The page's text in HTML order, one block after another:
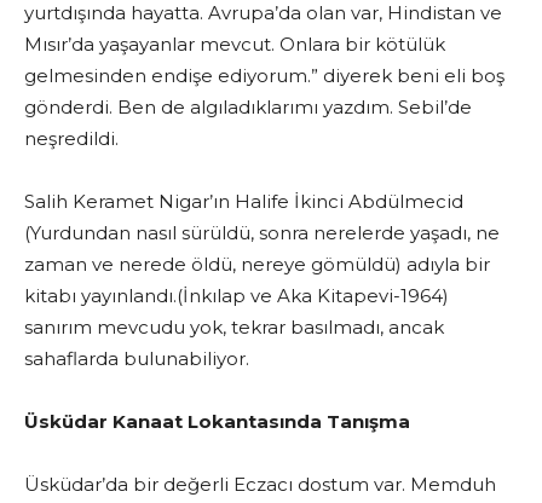
yurtdışında hayatta. Avrupa’da olan var, Hindistan ve
Mısır’da yaşayanlar mevcut. Onlara bir kötülük
gelmesinden endişe ediyorum.” diyerek beni eli boş
gönderdi. Ben de algıladıklarımı yazdım. Sebil’de
neşredildi.
Salih Keramet Nigar’ın Halife İkinci Abdülmecid
(Yurdundan nasıl sürüldü, sonra nerelerde yaşadı, ne
zaman ve nerede öldü, nereye gömüldü) adıyla bir
kitabı yayınlandı.(İnkılap ve Aka Kitapevi-1964)
sanırım mevcudu yok, tekrar basılmadı, ancak
sahaflarda bulunabiliyor.
Üsküdar Kanaat Lokantasında Tanışma
Üsküdar’da bir değerli Eczacı dostum var. Memduh